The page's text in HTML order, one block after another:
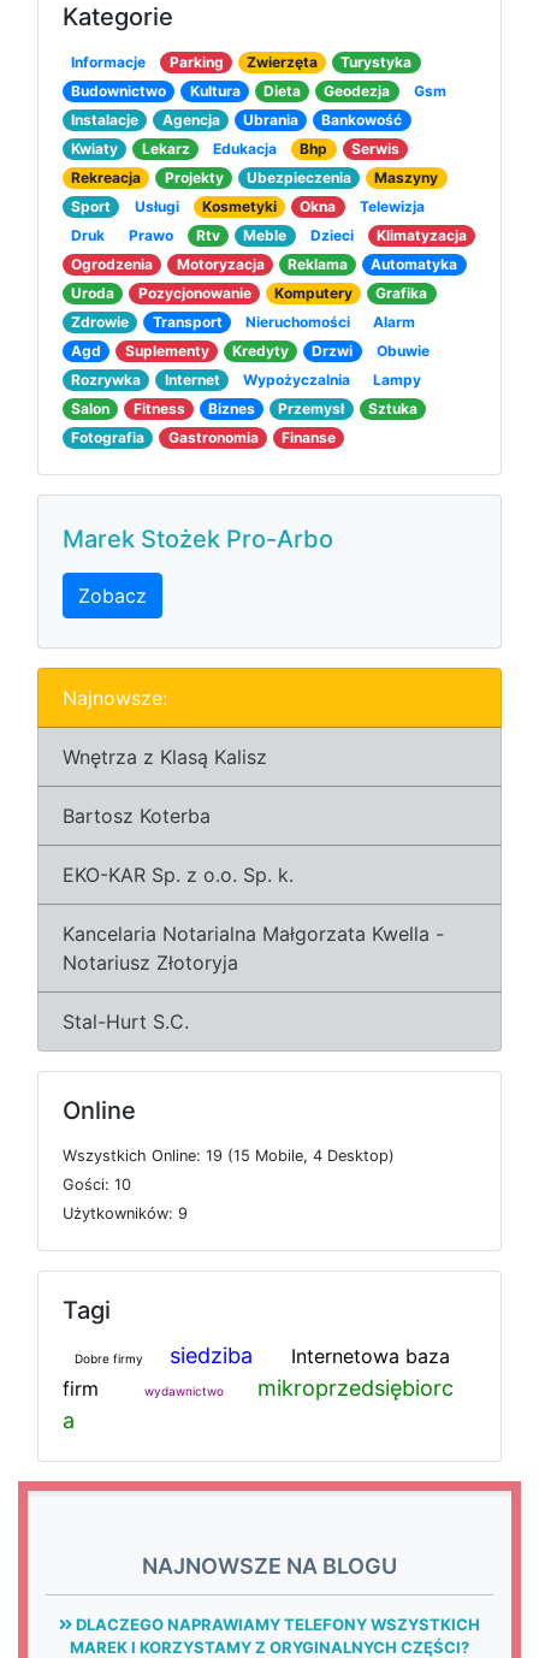
Kategorie
Informacje Parking Zwierzęta
Turystyka
Budownictwo
Kultura Dieta Geodezja
Gsm
Instalacje
Agencja Ubrania
Bankowość
Kwiaty
Lekarz Edukacja Bhp
Serwis
Rekreacja
Projekty Ubezpieczenia
Maszyny
Sport
Usługi Kosmetyki Okna
Telewizja
Druk
Prawo Rtv Meble Dzieci
Klimatyzacja
Ogrodzenia
Motoryzacja Reklama
Automatyka
Uroda
Pozycjonowanie Komputery
Grafika
Zdrowie
Transport Nieruchomości
Alarm
Agd
Suplementy Kredyty Drzwi
Obuwie
Rozrywka
Internet Wypożyczalnia
Lampy
Salon
Fitness Biznes Przemysł
Sztuka
Fotografia
Gastronomia Finanse
Marek Stożek Pro-Arbo
Zobacz
Najnowsze:
Wnętrza z Klasą Kalisz
Bartosz Koterba
EKO-KAR Sp. z o.o. Sp. k.
Kancelaria Notarialna Małgorzata Kwella -
Notariusz Złotoryja
Stal-Hurt S.C.
Online
Wszystkich Online: 19 (15 Mobile, 4 Desktop)
Gości: 10
Użytkowników: 9
Tagi
Dobre firmy siedziba
Internetowa baza
firm
wydawnictwo
mikroprzedsiębiorc
a
NAJNOWSZE NA BLOGU
DLACZEGO NAPRAWIAMY TELEFONY WSZYSTKICH
MAREK I KORZYSTAMY Z ORYGINALNYCH CZĘŚCI?